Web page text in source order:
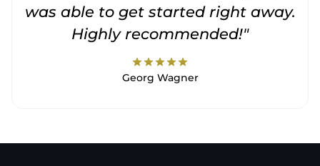
was able to get started right away.
Highly recommended!"
starstarstarstarstar
Georg Wagner